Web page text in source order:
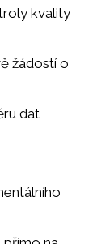
kvality
žádostí o
dat